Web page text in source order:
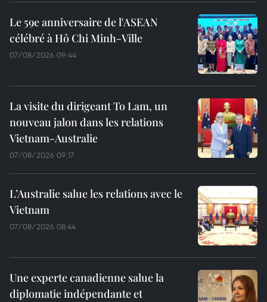
Le 59e anniversaire de l'ASEAN
célébré à Hô Chi Minh-Ville
07/08/2026 09:44
La visite du dirigeant To Lam, un
nouveau jalon dans les relations
Vietnam-Australie
07/08/2026 09:17
L’Australie salue les relations avec le
Vietnam
07/08/2026 08:44
Une experte canadienne salue la
diplomatie indépendante et